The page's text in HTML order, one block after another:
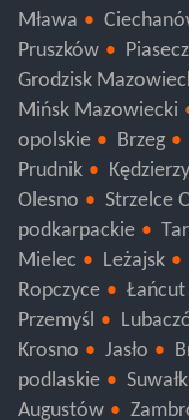
Maków
Mława
Pruszków
Grodzisk
Mińsk Mazowiecki
opolskie
Brzeg
Prudnik
Olesno
Strzelce
podkarpackie
Mielec
Leżajsk
Ropczyce
Łańcut
Przemyśl
Krosno
Jasło
podlaskie